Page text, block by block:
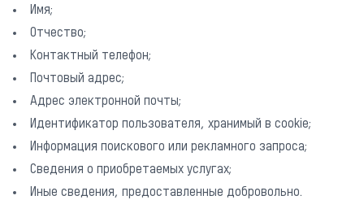
Имя;
Отчество;
Контактный телефон;
Почтовый адрес;
Адрес электронной почты;
Идентификатор пользователя, хранимый в cookie;
Информация поискового или рекламного запроса;
Сведения о приобретаемых услугах;
Иные сведения, предоставленные добровольно.